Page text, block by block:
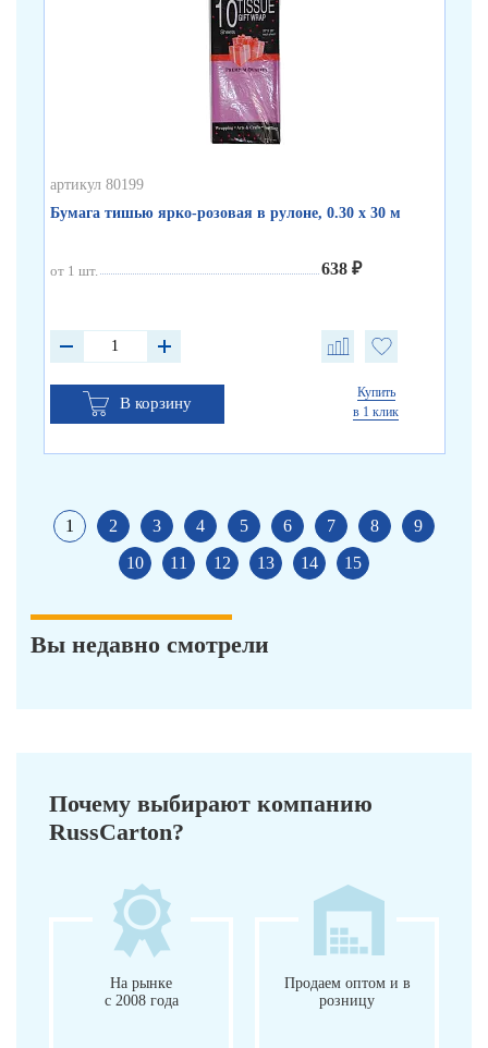
артикул 80199
Бумага тишью ярко-розовая в рулоне, 0.30 х 30 м
от 1 шт. 638 ₽
В корзину
Купить
в 1 клик
1 2 3 4 5 6 7 8
9
10
11 12 13 14 15
Вы недавно смотрели
Почему выбирают компанию
RussCarton?
На рынке
с 2008 года
Продаем оптом и в
розницу